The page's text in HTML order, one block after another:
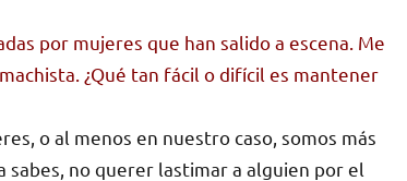
por mujeres que han salido a escena. Me
¿Qué tan fácil o difícil es mantener
o al menos en nuestro caso, somos más
sabes, no querer lastimar a alguien por el